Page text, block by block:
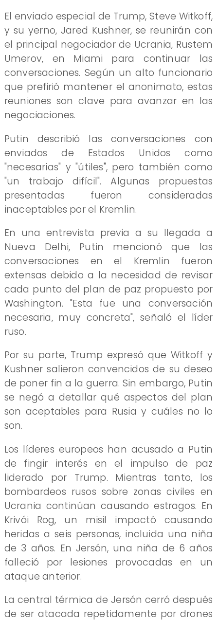
El enviado especial de Trump, Steve Witkoff,
y su yerno, Jared Kushner, se reunirán con
el principal negociador de Ucrania, Rustem
Umerov, en Miami para continuar las
conversaciones. Según un alto funcionario
que prefirió mantener el anonimato, estas
reuniones son clave para avanzar en las
negociaciones.
Putin describió las conversaciones con
enviados de Estados Unidos como
"necesarias" y "útiles", pero también como
"un trabajo difícil". Algunas propuestas
presentadas fueron consideradas
inaceptables por el Kremlin.
En una entrevista previa a su llegada a
Nueva Delhi, Putin mencionó que las
conversaciones en el Kremlin fueron
extensas debido a la necesidad de revisar
cada punto del plan de paz propuesto por
Washington. "Esta fue una conversación
necesaria, muy concreta", señaló el líder
ruso.
Por su parte, Trump expresó que Witkoff y
Kushner salieron convencidos de su deseo
de poner fin a la guerra. Sin embargo, Putin
se negó a detallar qué aspectos del plan
son aceptables para Rusia y cuáles no lo
son.
Los líderes europeos han acusado a Putin
de fingir interés en el impulso de paz
liderado por Trump. Mientras tanto, los
bombardeos rusos sobre zonas civiles en
Ucrania continúan causando estragos. En
Krivói Rog, un misil impactó causando
heridas a seis personas, incluida una niña
de 3 años. En Jersón, una niña de 6 años
falleció por lesiones provocadas en un
ataque anterior.
La central térmica de Jersón cerró después
de ser atacada repetidamente por drones